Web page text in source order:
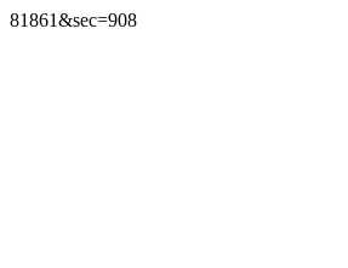
81861&sec=908